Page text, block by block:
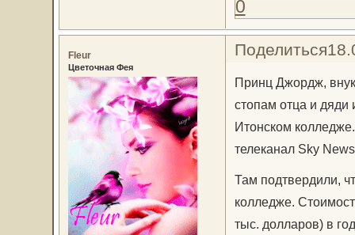
0
Поделиться
Fleur
Цветочная Фея
Принц Джордж,
стопам отца и дяди
Итонском
телеканал Sky
Там подтвердили,
колледже.
тыс. долларов) в